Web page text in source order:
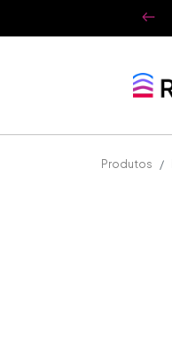
Produtos